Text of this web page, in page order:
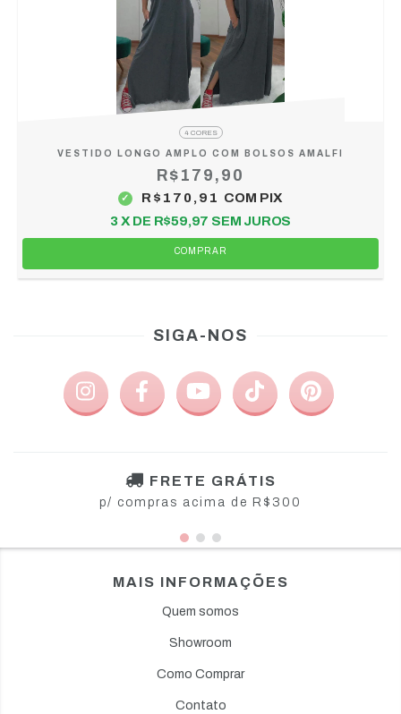
4 CORES
VESTIDO LONGO AMPLO COM BOLSOS AMALFI
R$179,90
R$170,91 COM PIX
3 X DE R$59,97 SEM JUROS
COMPRAR
SIGA-NOS
FRETE GRÁTIS
p/ compras acima de R$300
MAIS INFORMAÇÕES
Quem somos
Showroom
Como Comprar
Contato